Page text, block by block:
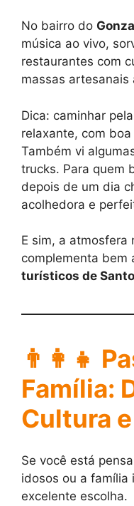
No bairro do
música ao vivo,
restaurantes com
massas
Dica: caminhar pela
relaxante, com
Também vi
trucks. Para quem
depois de um dia
acolhedora e
E sim, a atmosfera
complementa bem
turísticos de
👨‍👩‍👧
Família:
Cultura
Se você está
idosos ou a família
excelente escolha.